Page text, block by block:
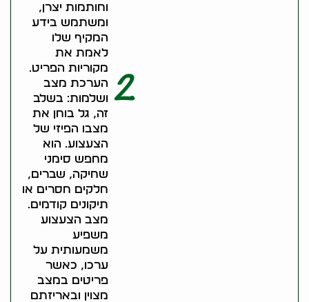
וחותמות יצרן,
ומשתמש בידע
המקיף שלו
לאמת את
מקוריות הפריט.
2 הערכת מצב
ושלמות: בשלב
זה, גל בוחן את
מצבו הפיזי של
הצעצוע. הוא
מחפש סימני
שחיקה, שברים,
חלקים חסרים או
תיקונים קודמים.
מצב הצעצוע
משפיע
משמעותית על
ערכו, כאשר
פריטים במצב
מצוין ובאריזתם